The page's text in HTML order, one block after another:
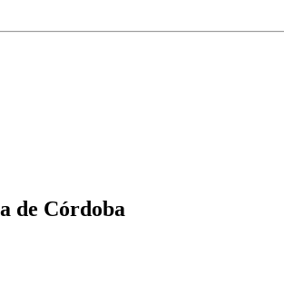
de Córdoba